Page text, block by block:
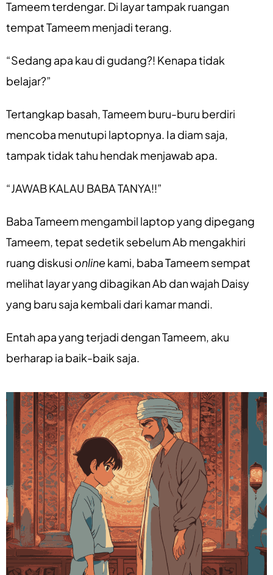
Tameem terdengar. Di layar tampak ruangan
tempat Tameem menjadi terang.
“Sedang apa kau di gudang?! Kenapa tidak
belajar?”
Tertangkap basah, Tameem buru-buru berdiri
mencoba menutupi laptopnya. Ia diam saja,
tampak tidak tahu hendak menjawab apa.
“JAWAB KALAU BABA TANYA!!”
Baba Tameem mengambil laptop yang dipegang
Tameem, tepat sedetik sebelum Ab mengakhiri
ruang diskusi onlinekami, baba Tameem sempat
melihat layar yang dibagikan Ab dan wajah Daisy
yang baru saja kembali dari kamar mandi.
Entah apa yang terjadi dengan Tameem, aku
berharap ia baik-baik saja.